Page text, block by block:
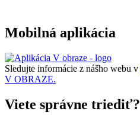
Mobilná aplikácia
Sledujte informácie z nášho webu v
V OBRAZE.
Viete správne triediť?